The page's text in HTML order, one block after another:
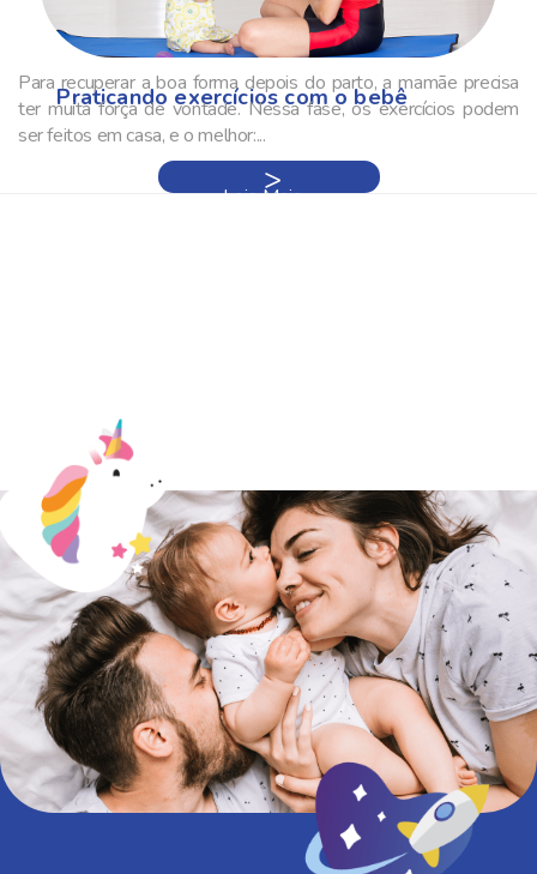
Praticando exercícios com o bebê
Para recuperar a boa forma depois do parto, a mamãe precisa
ter muita força de vontade. Nessa fase, os exercícios podem
ser feitos em casa, e o melhor:...
Leia Mais »